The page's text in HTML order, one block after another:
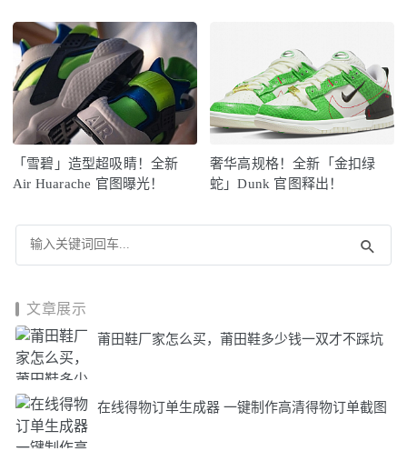
「雪碧」造型超吸睛！全新
Air Huarache 官图曝光！
奢华高规格！全新「金扣绿
蛇」Dunk 官图释出！
文章展示
莆田鞋厂家怎么买，莆田鞋多少钱一双才不踩坑
在线得物订单生成器 一键制作高清得物订单截图